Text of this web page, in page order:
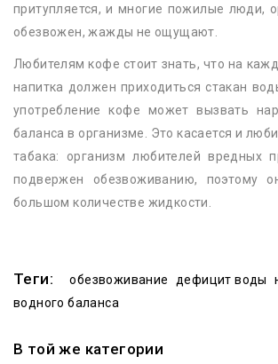
притупляется, и многие пожилые люди,
обезвожен, жажды не ощущают.
Любителям кофе стоит знать, что на
напитка должен приходиться стакан
употребление кофе может вызвать
баланса в организме. Это касается и
табака: организм любителей вредных
подвержен обезвоживанию, поэтому
большом количестве жидкости.
Теги: обезвоживание дефицит воды
водного баланса
В той же категории